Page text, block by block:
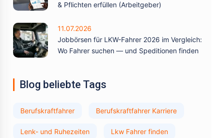
& Pflichten erfüllen (Arbeitgeber)
11.07.2026
Jobbörsen für LKW-Fahrer 2026 im Vergleich:
Wo Fahrer suchen — und Speditionen finden
Blog beliebte Tags
Berufskraftfahrer Berufskraftfahrer Karriere
Lenk- und Ruhezeiten Lkw Fahrer finden